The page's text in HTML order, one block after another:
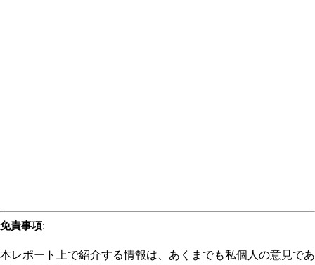
免責事項:
本レポート上で紹介する情報は、あくまでも私個人の意見であ